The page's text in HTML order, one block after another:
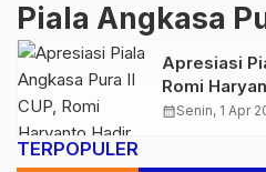
Piala Angkasa
Apresiasi
Romi
Piala ke
calendar_monthSenin, 1 Apr
TERPOPULER